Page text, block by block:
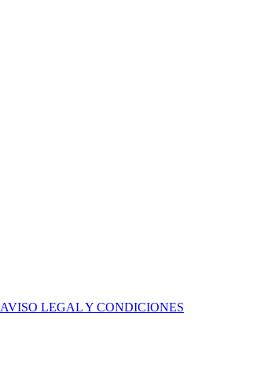
AVISO LEGAL Y CONDICIONES